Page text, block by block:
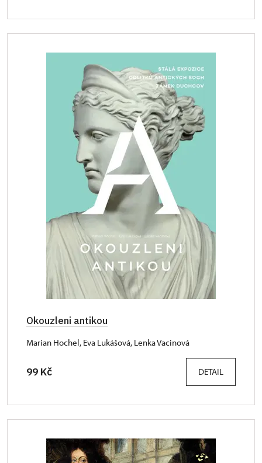
Okouzleni antikou
Marian Hochel, Eva Lukášová, Lenka Vacinová
99 Kč DETAIL